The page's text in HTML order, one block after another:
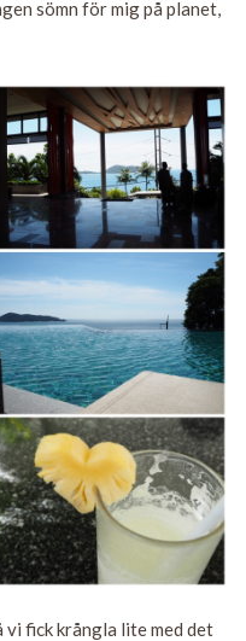
sömn för mig på planet,
fick krångla lite med det